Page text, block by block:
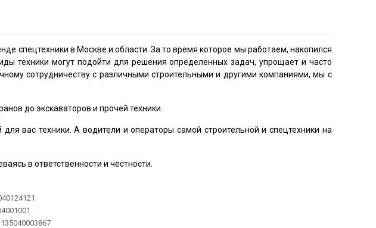
спецтехники в Москве и области. За то время которое мы работаем, накопился
техники могут подойти для решения определенных задач, упрощает и часто
сотрудничеству с различными строительными и другими компаниями, мы с
до экскаваторов и прочей техники.
вас техники. А водители и операторы самой строительной и спецтехники на
в ответственности и честности.